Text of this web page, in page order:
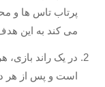
پرتاب تاس‌ ها و
می‌ کند به این
است و پس از هر